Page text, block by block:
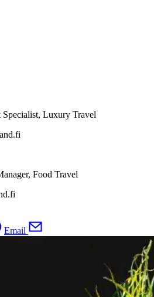
Luxury Travel
Food Travel
Email